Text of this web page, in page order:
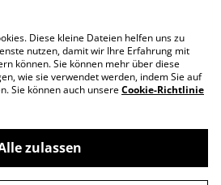
Cookie Policy
Impressum
die Schmuckmanufaktur
Diese kleine Dateien helfen uns zu
nutzen, damit wir Ihre Erfahrung mit
können. Sie können mehr über diese
wie sie verwendet werden, indem Sie auf
Sie können auch unsereCookie-Richtlinie
zulassen